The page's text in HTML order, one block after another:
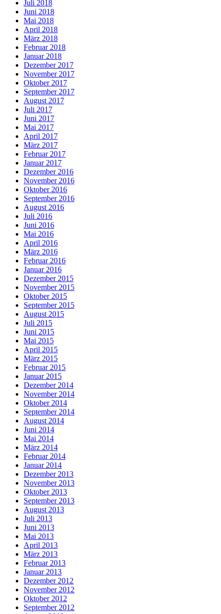
Juli 2018
Juni 2018
Mai 2018
April 2018
März 2018
Februar 2018
Januar 2018
Dezember 2017
November 2017
Oktober 2017
September 2017
August 2017
Juli 2017
Juni 2017
Mai 2017
April 2017
März 2017
Februar 2017
Januar 2017
Dezember 2016
November 2016
Oktober 2016
September 2016
August 2016
Juli 2016
Juni 2016
Mai 2016
April 2016
März 2016
Februar 2016
Januar 2016
Dezember 2015
November 2015
Oktober 2015
September 2015
August 2015
Juli 2015
Juni 2015
Mai 2015
April 2015
März 2015
Februar 2015
Januar 2015
Dezember 2014
November 2014
Oktober 2014
September 2014
August 2014
Juni 2014
Mai 2014
März 2014
Februar 2014
Januar 2014
Dezember 2013
November 2013
Oktober 2013
September 2013
August 2013
Juli 2013
Juni 2013
Mai 2013
April 2013
März 2013
Februar 2013
Januar 2013
Dezember 2012
November 2012
Oktober 2012
September 2012